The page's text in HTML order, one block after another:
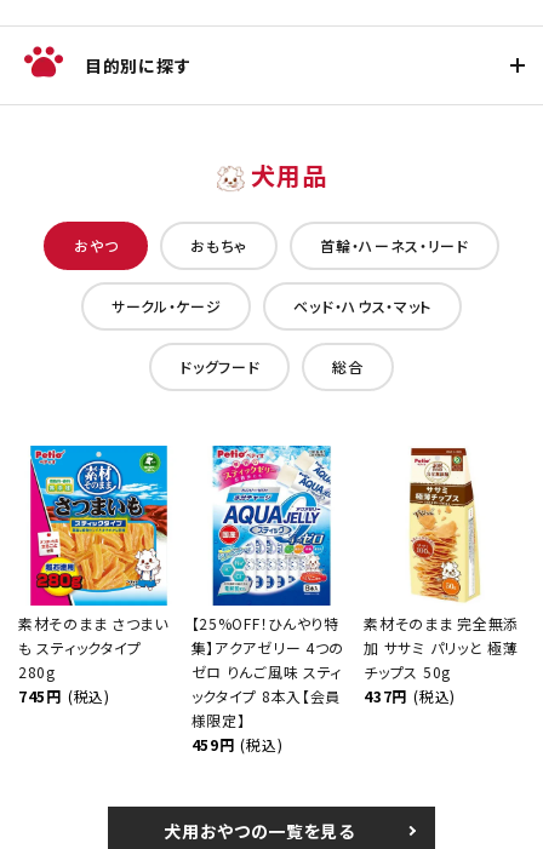
目的別に探す
犬用品
おやつ おもちゃ 首輪・ハーネス・リード
サークル・ケージ ベッド・ハウス・マット
ドッグフード 総合
素材そのまま さつまい
も スティックタイプ
280g
745円 (税込)
【25%OFF！ひんやり特
集】アクアゼリー 4つの
ゼロ りんご風味 スティ
ックタイプ 8本入【会員
様限定】
459円 (税込)
素材そのまま 完全無添
加 ササミ パリッと 極薄
チップス 50g
437円 (税込)
犬用おやつの一覧を見る